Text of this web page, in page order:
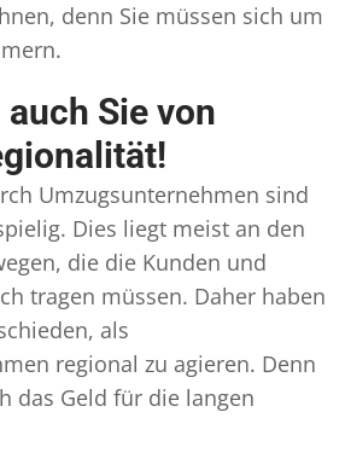
denn Sie müssen sich um
Sie von
Umzugsunternehmen sind
Dies liegt meist an den
die die Kunden und
tragen müssen. Daher haben
als
regional zu agieren. Denn
das Geld für die langen